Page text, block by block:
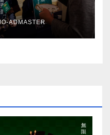
ADMASTER